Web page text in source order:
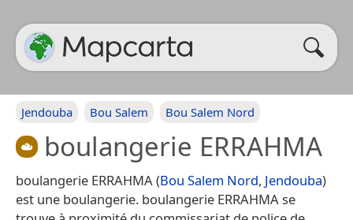
Jendouba Bou Salem Bou Salem Nord
boulangerie ERRAHMA
boulangerie ERRAHMA (Bou Salem Nord, Jendouba)
est une boulangerie. boulangerie ERRAHMA se